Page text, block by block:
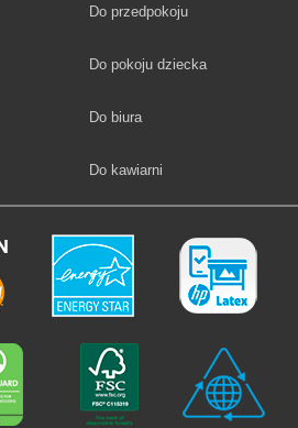
Fototapety
Do przedpokoju
Fototapety
Do pokoju dziecka
Fototapety
Do biura
Fototapety
Do kawiarni